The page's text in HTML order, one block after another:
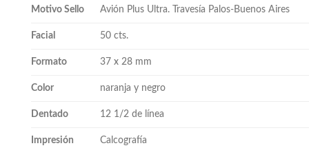
Motivo Sello Avión Plus Ultra. Travesía Palos-Buenos Aires
Facial 50 cts.
Formato 37 x 28 mm
Color naranja y negro
Dentado 12 1/2 de línea
Impresión Calcografía